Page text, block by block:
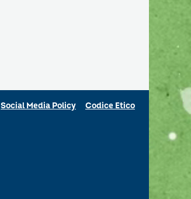
Social Media Policy Codice Etico